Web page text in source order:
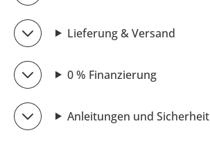
Lieferung & Versand
0 % Finanzierung
Anleitungen und Sicherheit